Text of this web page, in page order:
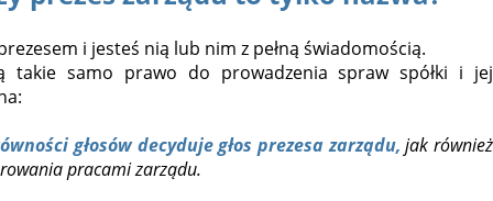
i jesteś nią lub nim z pełną świadomością.
takie samo prawo do prowadzenia spraw spółki i jej
głosów decyduje głos prezesa zarządu, jak również
pracami zarządu.